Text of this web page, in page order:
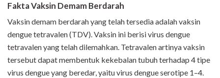
FaktaVaksin Demam Berdarah
Vaksin demam berdarah yang telah tersedia adalah vaksin
dengue tetravalen (TDV). Vaksin ini berisi virus dengue
tetravalen yang telah dilemahkan. Tetravalen artinya vaksin
tersebut dapat membentuk kekebalan tubuh terhadap 4 tipe
virus dengue yang beredar, yaitu virus dengue serotipe 1–4.